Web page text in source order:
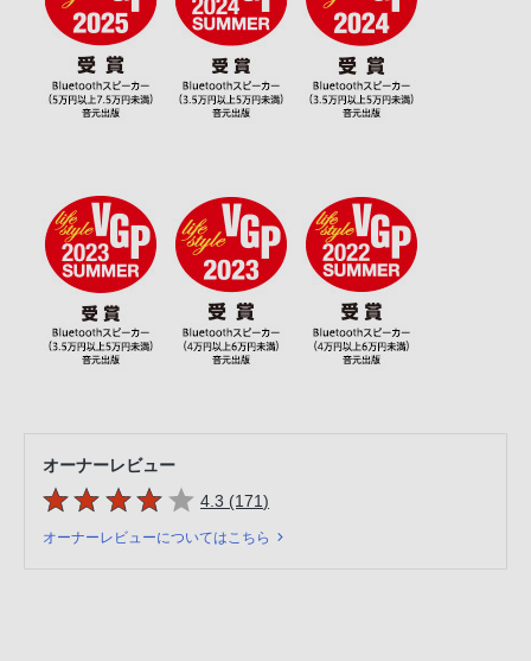
オーナーレビュー
5つの星のうち
4.3 (171件のレビュー
)
オーナーレビューについてはこちら